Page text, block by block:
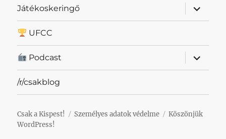
Játékoskeringő
almenü
UFCC
Podcast
almenü
/r/csakblog
Csak a Kispest! Személyes adatok védelme
Köszönjük
WordPress!